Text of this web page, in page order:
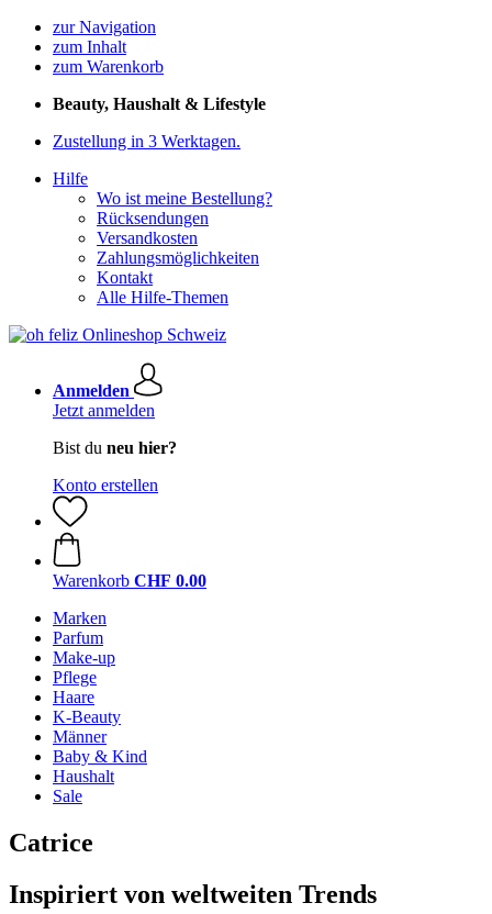
zur Navigation
zum Inhalt
zum Warenkorb
Beauty, Haushalt & Lifestyle
Zustellung in 3 Werktagen.
Hilfe
Wo ist meine Bestellung?
Rücksendungen
Versandkosten
Zahlungsmöglichkeiten
Kontakt
Alle Hilfe-Themen
Anmelden
Jetzt anmelden
Bist du neu hier?
Konto erstellen
Warenkorb CHF 0.00
Marken
Parfum
Make-up
Pflege
Haare
K-Beauty
Männer
Baby & Kind
Haushalt
Sale
Catrice
Inspiriert von weltweiten Trends